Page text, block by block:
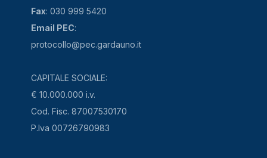
Fax: 030 999 5420
Email PEC:
protocollo@pec.gardauno.it
CAPITALE SOCIALE:
€ 10.000.000 i.v.
Cod. Fisc. 87007530170
P.Iva 00726790983